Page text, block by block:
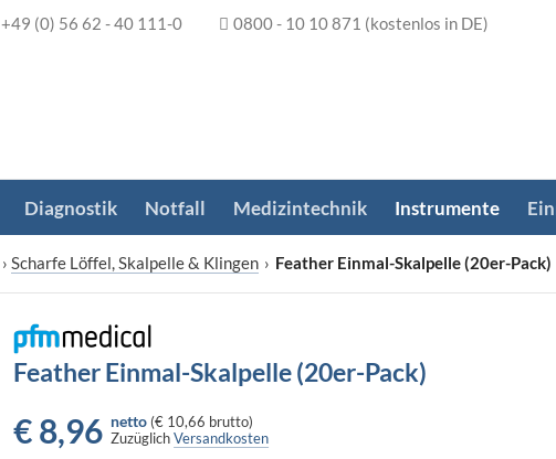
+49 (0) 56 62 - 40 111-0 0800 - 10 10 871 (kostenlos in DE)
Diagnostik Notfall Medizintechnik Instrumente
› Scharfe Löffel, Skalpelle & Klingen › Feather Einmal-Skalpelle (20er-Pack)
Feather Einmal-Skalpelle (20er-Pack)
€8,96 netto (€ 10,66 brutto)
ZuzüglichVersandkosten